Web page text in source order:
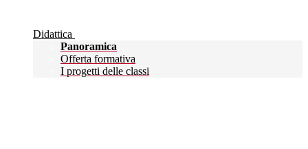
Didattica
Panoramica
Offerta formativa
I progetti delle classi